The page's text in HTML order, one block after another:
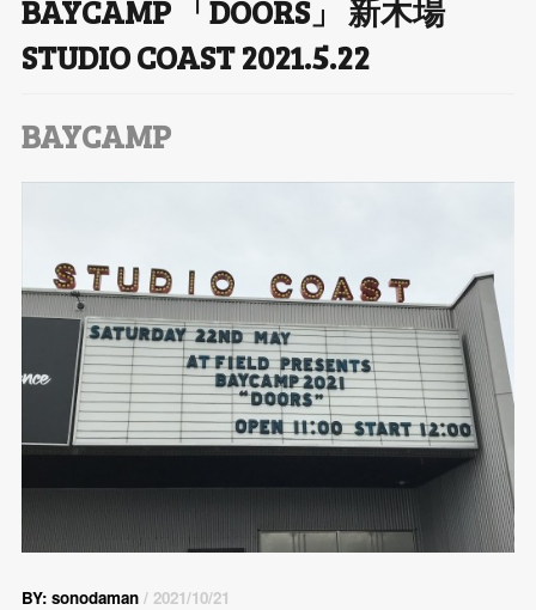
T
tt
er
BAYCAMP 「DOORS」 新木場
STUDIO COAST 2021.5.22
BAYCAMP
BY: sonodaman/ 2021/10/21